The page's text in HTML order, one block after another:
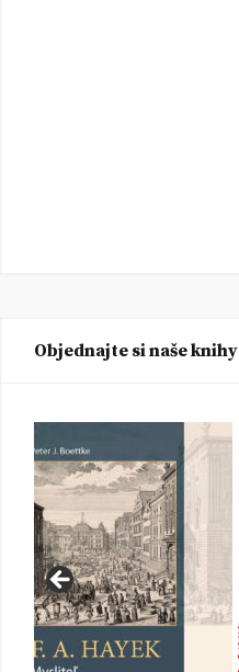
Objednajte si naše knihy